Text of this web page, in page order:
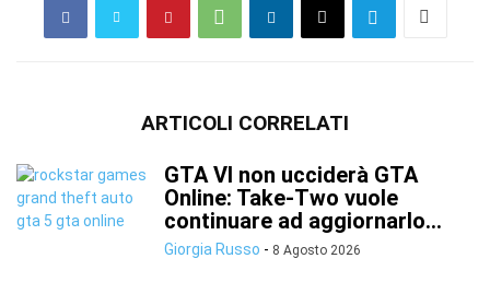
ARTICOLI CORRELATI
GTA VI non ucciderà GTA
Online: Take-Two vuole
continuare ad aggiornarlo...
Giorgia Russo - 8 Agosto 2026